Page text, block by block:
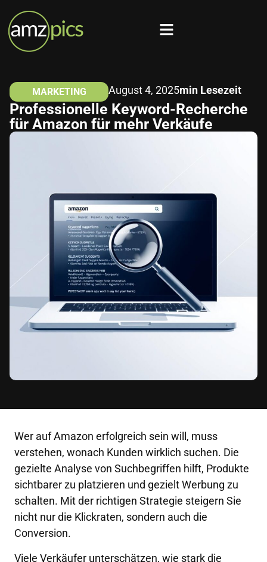
MARKETING August 4, 2025min Lesezeit
Professionelle Keyword-Recherche
für Amazon für mehr Verkäufe
Wer auf Amazon erfolgreich sein will, muss
verstehen, wonach Kunden wirklich suchen. Die
gezielte Analyse von Suchbegriffen hilft, Produkte
sichtbarer zu platzieren und gezielt Werbung zu
schalten. Mit der richtigen Strategie steigern Sie
nicht nur die Klickraten, sondern auch die
Conversion.
Viele Verkäufer unterschätzen, wie stark die